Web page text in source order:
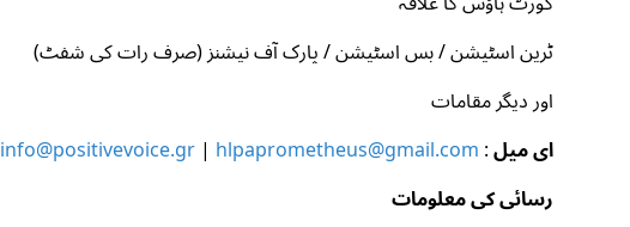
ٹرین اسٹیشن / بس اسٹیشن / پارک آف نیشنز (صرف رات کی شفٹ)
اور دیگر مقامات
ای میل:
info@positivevoice.gr | hlpaprometheus@gmail.com
رسائی کی معلومات